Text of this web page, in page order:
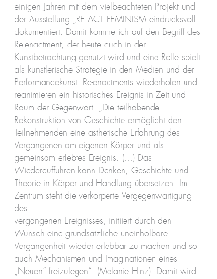
einigen Jahren mit dem vielbeachteten Projekt und
der Ausstellung „RE ACT FEMINISM eindrucksvoll
dokumentiert. Damit komme ich auf den Begriff des
Re-enactment, der heute auch in der
Kunstbetrachtung genutzt wird und eine Rolle spielt
als künstlerische Strategie in den Medien und der
Performancekunst. Re-enactments wiederholen und
reanimieren ein historisches Ereignis in Zeit und
Raum der Gegenwart. „Die teilhabende
Rekonstruktion von Geschichte ermöglicht den
Teilnehmenden eine ästhetische Erfahrung des
Vergangenen am eigenen Körper und als
gemeinsam erlebtes Ereignis. (…) Das
Wiederaufführen kann Denken, Geschichte und
Theorie in Körper und Handlung übersetzen. Im
Zentrum steht die verkörperte Vergegenwärtigung
des
vergangenen Ereignisses, initiiert durch den
Wunsch eine grundsätzliche uneinholbare
Vergangenheit wieder erlebbar zu machen und so
auch Mechanismen und Imaginationen eines
„Neuen“ freizulegen“. (Melanie Hinz). Damit wird